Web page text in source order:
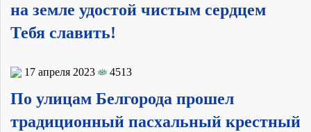
на земле удостой чистым сердцем
Тебя славить!
17 апреля 2023 4513
По улицам Белгорода прошел
традиционный пасхальный крестный